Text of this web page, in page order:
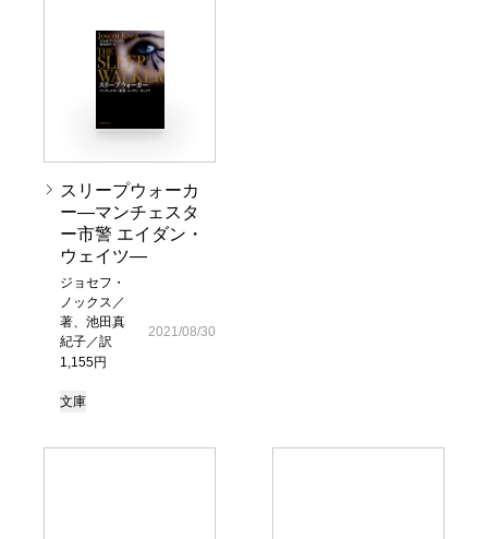
スリープウォーカ
ー―マンチェスタ
ー市警 エイダン・
ウェイツ―
ジョセフ・
ノックス／
著、池田真
紀子／訳
1,155円
2021/08/30
文庫